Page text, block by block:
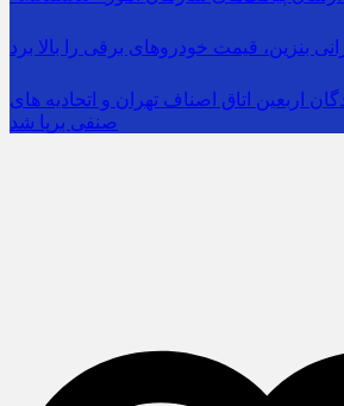
بنزین، قیمت خودروهای برقی را بالا برد
اربعین اتاق اصناف تهران و اتحادیه های
صنفی برپا شد